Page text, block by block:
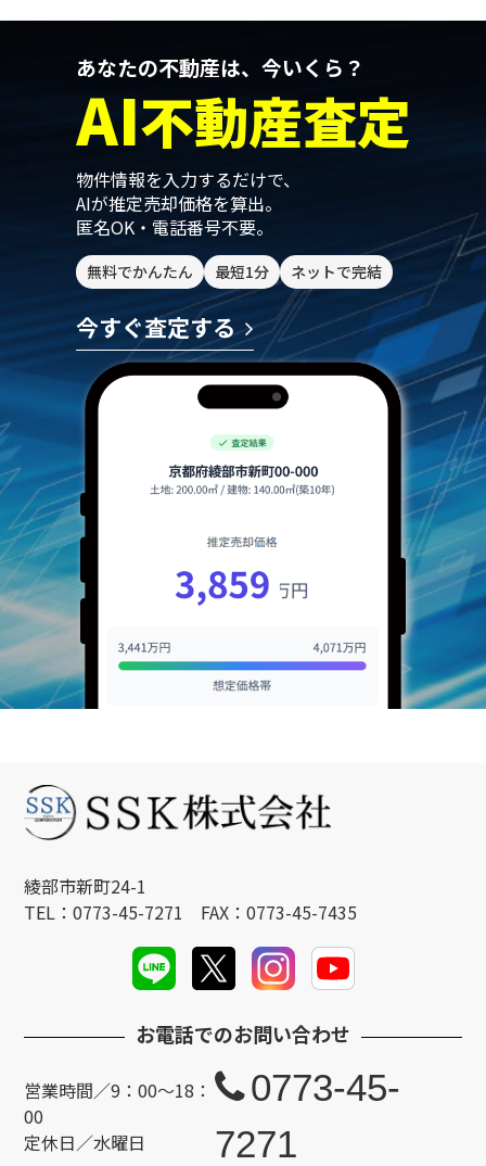
あなたの不動産は、今いくら？
AI不動産査定
物件情報を入力するだけで、
AIが推定売却価格を算出。
匿名OK・電話番号不要。
無料でかんたん 最短1分 ネットで完結
今すぐ査定する
綾部市新町24-1
TEL：0773-45-7271 FAX：0773-45-7435
お電話でのお問い合わせ
営業時間／9：00～18：
00
定休日／水曜日
0773-45-
7271